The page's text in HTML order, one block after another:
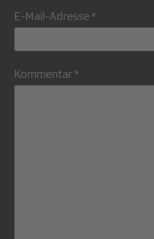
E-Mail-Adresse *
Kommentar *